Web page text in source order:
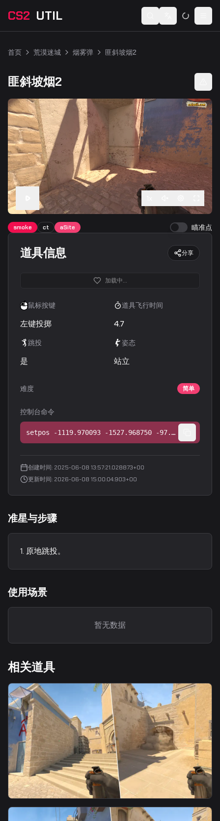
CS2 UTIL Switch language
首页 荒漠迷城 烟雾弹 匪斜坡烟2
匪斜坡烟2
smoke ct aSite 瞄准点
道具信息 分享
加载中...
鼠标按键
左键投掷
道具飞行时间
4.7
跳投
是
姿态
站立
难度 简单
控制台命令
setpos -1119.970093 -1527.968750 -97.189651;setang 6.679206 1.134451 0.000000
创建时间: 2025-06-08 13:57:21.028873+00
更新时间: 2026-06-08 15:00:04.903+00
准星与步骤
原地跳投。
使用场景
暂无数据
相关道具